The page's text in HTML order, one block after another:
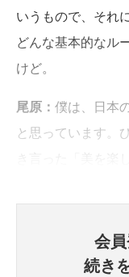
いうもので、それ
どんな基本的なル
けど。
尾原： 僕は、日本
と思っています。
会
続き